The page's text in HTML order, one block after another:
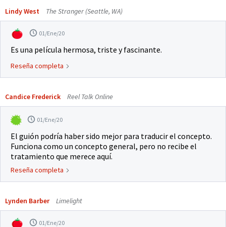
Lindy West The Stranger (Seattle, WA)
01/Ene/20
Es una película hermosa, triste y fascinante.
Reseña completa
Candice Frederick Reel Talk Online
01/Ene/20
El guión podría haber sido mejor para traducir el concepto.
Funciona como un concepto general, pero no recibe el
tratamiento que merece aquí.
Reseña completa
Lynden Barber Limelight
01/Ene/20